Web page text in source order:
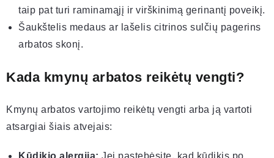
taip pat turi raminamąjį ir virškinimą gerinantį poveikį.
Šaukštelis medaus ar lašelis citrinos sulčių pagerins
arbatos skonį.
Kada kmynų arbatos reikėtų vengti?
Kmynų arbatos vartojimo reikėtų vengti arba ją vartoti
atsargiai šiais atvejais: